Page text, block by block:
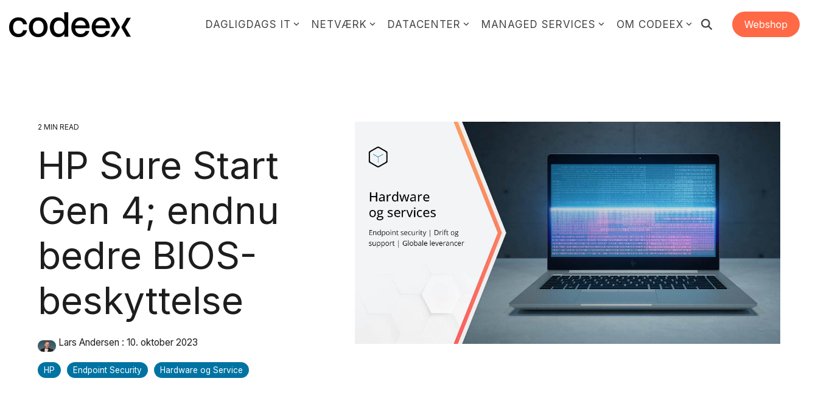
the
main
DAGLIGDAGS IT NETVÆRK DATACENTER MANAGED SERVICES OM CODEEX
2 MIN READ
HP Sure Start
Gen 4; endnu
bedre BIOS-
beskyttelse
Lars Andersen : 10. oktober 2023
HP Endpoint Security Hardware og Service